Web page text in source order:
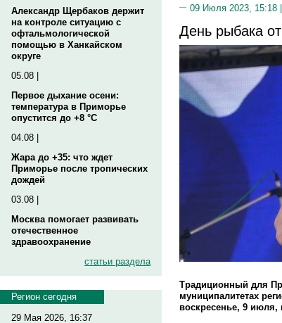
Александр Щербаков держит
на контроле ситуацию с
офтальмологической
помощью в Ханкайском
округе
05.08 |
Первое дыхание осени:
температура в Приморье
опустится до +8 °C
04.08 |
Жара до +35: что ждет
Приморье после тропических
дождей
03.08 |
Москва помогает развивать
отечественное
здравоохранение
статьи раздела
Регион сегодня
29 Мая 2026, 16:37
09 Июля 2023, 15:18 |
День рыбака
Традиционный для
муниципалитетах
воскресенье, 9 июля,